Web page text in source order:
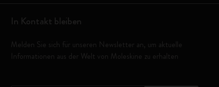
In Kontakt bleiben
Melden Sie sich für unseren Newsletter an, um aktuelle
Informationen aus der Welt von Moleskine zu erhalten